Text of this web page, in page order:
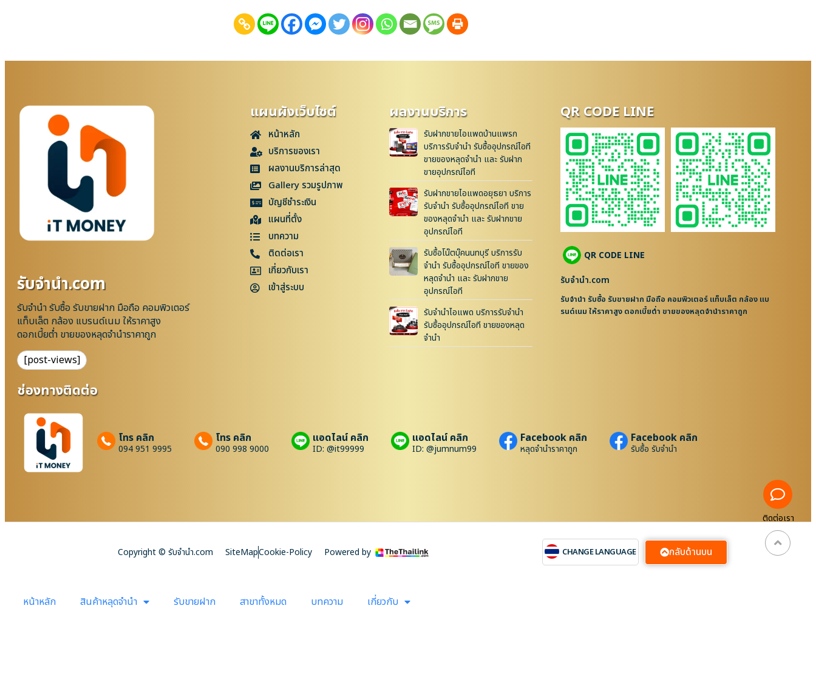
รับจํานํา.com
รับจำนำ รับซื้อ รับขายฝาก มือถือ คอมพิวเตอร์
แท็บเล็ต กล้อง แบรนด์เนม ให้ราคาสูง
ดอกเบี้ยต่ำ ขายของหลุดจำนำราคาถูก
[post-views]
แผนผังเว็บไซต์
หน้าหลัก
บริการของเรา
ผลงานบริการล่าสุด
Gallery รวมรูปภาพ
บัญชีชำระเงิน
แผนที่ตั้ง
บทความ
ติดต่อเรา
เกี่ยวกับเรา
เข้าสู่ระบบ
ผลงานบริการ
รับฝากขายไอแพดบ้านแพรก
บริการรับจำนำ รับซื้ออุปกรณ์ไอที
ขายของหลุดจำนำ และ รับฝาก
ขายอุปกรณ์ไอที
รับฝากขายไอแพดอยุธยา บริการ
รับจำนำ รับซื้ออุปกรณ์ไอที ขาย
ของหลุดจำนำ และ รับฝากขาย
อุปกรณ์ไอที
รับซื้อโน๊ตบุ๊คนนทบุรี บริการรับ
จำนำ รับซื้ออุปกรณ์ไอที ขายของ
หลุดจำนำ และ รับฝากขาย
อุปกรณ์ไอที
รับจำนำไอแพด บริการรับจำนำ
รับซื้ออุปกรณ์ไอที ขายของหลุด
จำนำ
QR CODE LINE
QR CODE LINE
รับจํานํา.com
รับจำนำ รับซื้อ รับขายฝาก มือถือ คอมพิวเตอร์ แท็บเล็ต กล้อง แบ
รนด์เนม ให้ราคาสูง ดอกเบี้ยต่ำ ขายของหลุดจำนำราคาถูก
ช่องทางติดต่อ
โทร คลิก
094 951 9995
โทร คลิก
090 998 9000
แอดไลน์ คลิก
ID: @it99999
แอดไลน์ คลิก
ID: @jumnum99
Facebook คลิก
หลุดจำนำราคาถูก
Facebook คลิก
รับซื้อ รับจำนำ
Copyright © รับจํานํา.com SiteMapCookie-Policy Powered by CHANGE LANGUAGE กลับด้านบน
ติดต่อเรา
หน้าหลัก สินค้าหลุดจำนำ รับขายฝาก สาขาทั้งหมด บทความ เกี่ยวกับ